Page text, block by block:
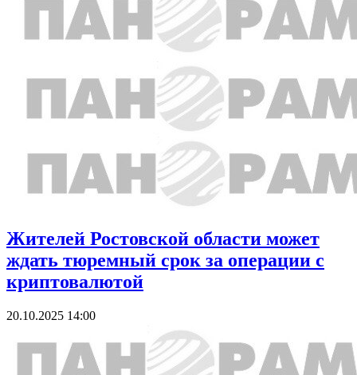
Жителей Ростовской области может
ждать тюремный срок за операции с
криптовалютой
20.10.2025 14:00